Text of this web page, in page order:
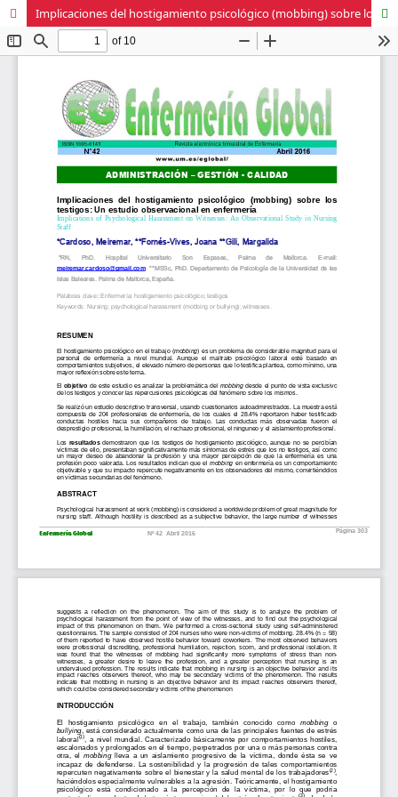
Implicaciones del hostigamiento psicológico (mobbing) sobre los testigos: Un estudio observacional en enfermería